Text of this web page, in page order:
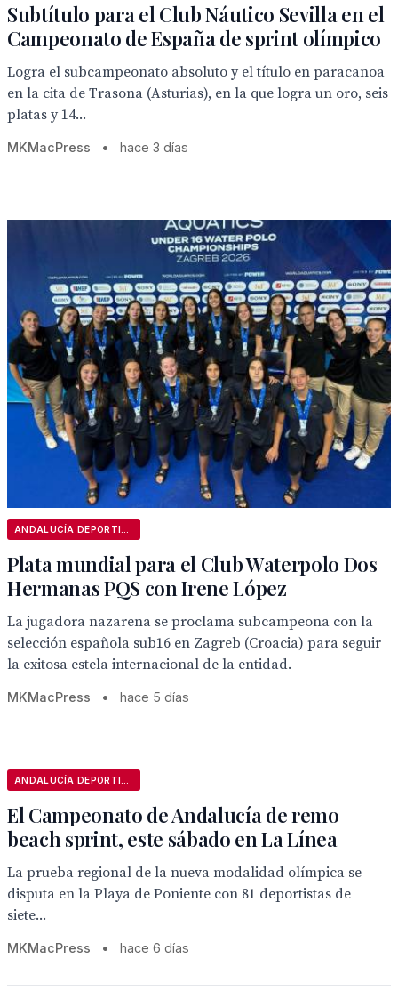
Subtítulo para el Club Náutico Sevilla en el
Campeonato de España de sprint olímpico
Logra el subcampeonato absoluto y el título en paracanoa
en la cita de Trasona (Asturias), en la que logra un oro, seis
platas y 14...
MKMacPress • hace 3 días
Plata mundial para el Club Waterpolo Dos
Hermanas PQS con Irene López
La jugadora nazarena se proclama subcampeona con la
selección española sub16 en Zagreb (Croacia) para seguir
la exitosa estela internacional de la entidad.
MKMacPress • hace 5 días
El Campeonato de Andalucía de remo
beach sprint, este sábado en La Línea
La prueba regional de la nueva modalidad olímpica se
disputa en la Playa de Poniente con 81 deportistas de
siete...
MKMacPress • hace 6 días